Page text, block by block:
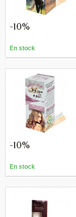
-10%
En stock
-10%
En stock